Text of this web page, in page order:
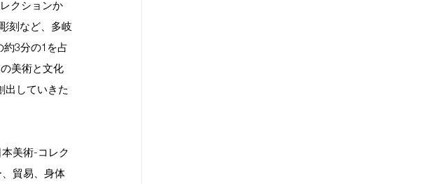
クションか
刻など、多岐
約3分の1を占
美術と文化
出していきた
美術-コレク
貿易、身体